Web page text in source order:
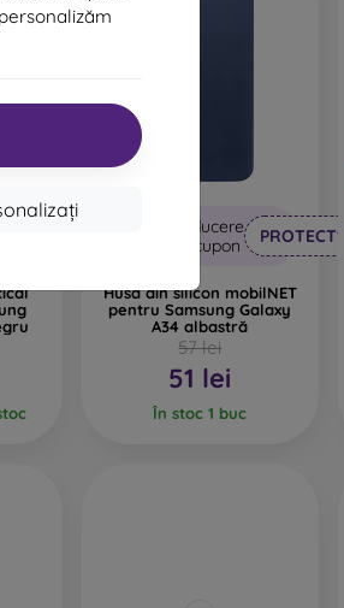
-10%
Reducere
cu cupon
PROTECT10
Husă din silicon mobilNET
pentru Samsung Galaxy
A34 albastră
57 lei
51 lei
În stoc 1 buc